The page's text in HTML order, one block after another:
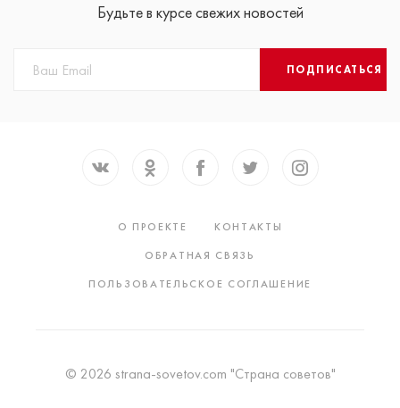
Будьте в курсе свежих новостей
ПОДПИСАТЬСЯ
О ПРОЕКТЕ
КОНТАКТЫ
ОБРАТНАЯ СВЯЗЬ
ПОЛЬЗОВАТЕЛЬСКОЕ СОГЛАШЕНИЕ
© 2026 strana-sovetov.com "Страна советов"